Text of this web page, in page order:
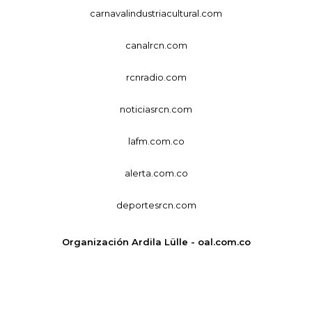
carnavalindustriacultural.com
canalrcn.com
rcnradio.com
noticiasrcn.com
lafm.com.co
alerta.com.co
deportesrcn.com
Organización Ardila Lülle - oal.com.co